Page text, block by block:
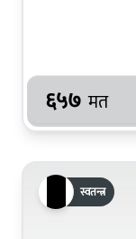
६५७ मत
स्वतन्त्र